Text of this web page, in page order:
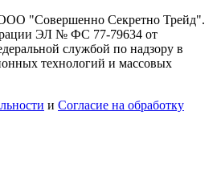
"Совершенно Секретно Трейд".
ЭЛ № ФС 77-79634 от
службой по надзору в
технологий и массовых
и Согласие на обработку